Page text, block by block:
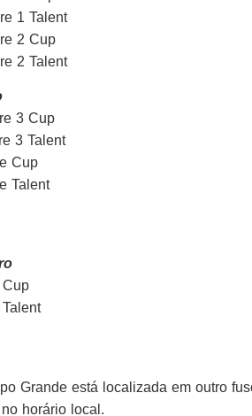
1 Talent
2 Cup
2 Talent
3 Cup
3 Talent
Cup
Talent
Cup
Grande está localizada em outro
horário local.